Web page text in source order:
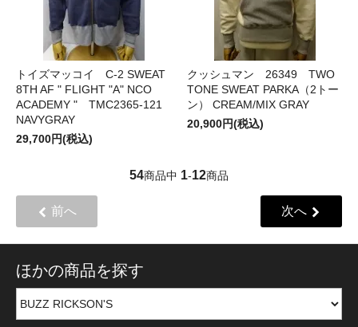
トイズマッコイ C-2 SWEAT
8TH AF " FLIGHT "A" NCO
ACADEMY " TMC2365-121
NAVYGRAY
29,700円(税込)
クッシュマン 26349 TWO
TONE SWEAT PARKA（2トー
ン） CREAM/MIX GRAY
20,900円(税込)
54商品中 1-12商品
前へ 次へ
ほかの商品を探す